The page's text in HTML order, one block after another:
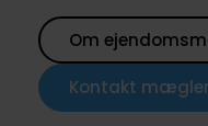
Om
Kontakt mægler